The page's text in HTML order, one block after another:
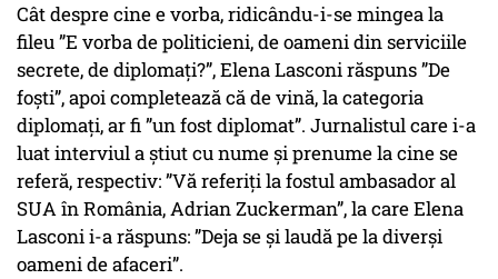
Cât despre cine e vorba, ridicându-i-se mingea la
fileu ”E vorba de politicieni, de oameni din serviciile
secrete, de diplomaţi?”, Elena Lasconi răspuns ”De
foşti”, apoi completează că de vină, la categoria
diplomați, ar fi ”un fost diplomat”. Jurnalistul care i-a
luat interviul a știut cu nume și prenume la cine se
referă, respectiv: ”Vă referiţi la fostul ambasador al
SUA în România, Adrian Zuckerman”, la care Elena
Lasconi i-a răspuns: ”Deja se şi laudă pe la diverşi
oameni de afaceri”.